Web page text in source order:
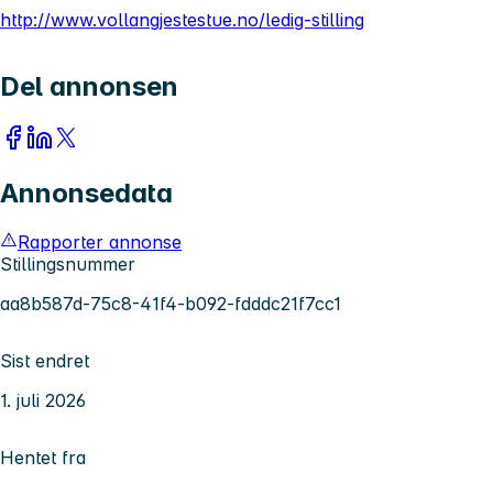
http://www.vollangjestestue.no/ledig-stilling
Del annonsen
Annonsedata
Rapporter annonse
Stillingsnummer
aa8b587d-75c8-41f4-b092-fdddc21f7cc1
Sist endret
1. juli 2026
Hentet fra